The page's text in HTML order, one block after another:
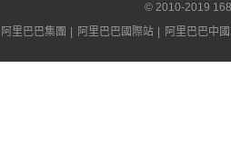
© 2010-2019
阿里巴巴集團
阿里巴巴國際站 阿里巴巴中